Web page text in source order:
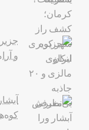
و